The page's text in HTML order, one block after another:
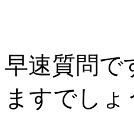
早速質問で
ますでし